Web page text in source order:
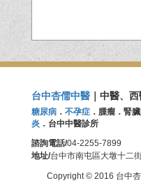
台中杏儒中醫｜中醫、
糖尿病． 不孕症．腫瘤．腎
炎．台中中醫診所
諮詢電話/04-2255-7899
地址/台中市南屯區大墩十二
Copyright © 2016 台中